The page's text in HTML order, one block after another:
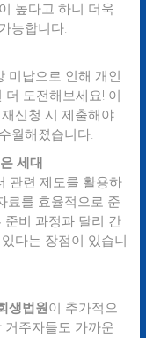
높다고 하니 더욱
능합니다.
미납으로 인해 개인
더 도전해보세요! 이
신청 시 제출해야
월해졌습니다.
세대
관련 제도를 활용하
료를 효율적으로 준
준비 과정과 달리 간
다는 장점이 있습니
생법원이 추가적으
거주자들도 가까운